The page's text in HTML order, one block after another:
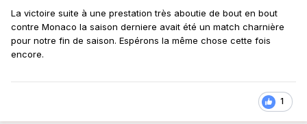
La victoire suite à une prestation très aboutie de bout en bout
contre Monaco la saison derniere avait été un match charnière
pour notre fin de saison. Espérons la même chose cette fois
encore.
1